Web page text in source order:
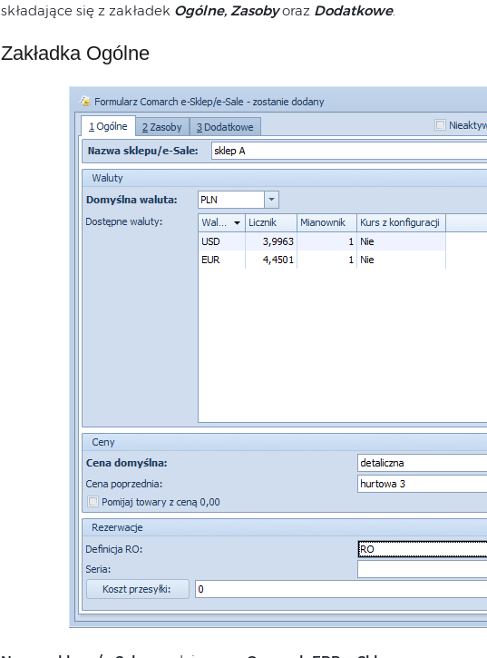
składające się z zakładek Ogólne, Zasobyoraz Dodatkowe.
Zakładka Ogólne